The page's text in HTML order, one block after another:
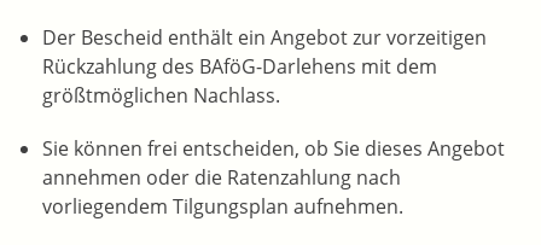
Der Bescheid enthält ein Angebot zur vorzeitigen
Rückzahlung des BAföG-Darlehens mit dem
größtmöglichen Nachlass.
Sie können frei entscheiden, ob Sie dieses Angebot
annehmen oder die Ratenzahlung nach
vorliegendem Tilgungsplan aufnehmen.